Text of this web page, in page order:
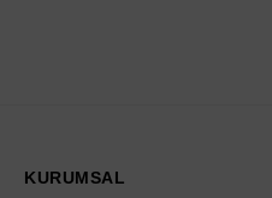
KURUMSAL